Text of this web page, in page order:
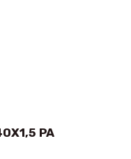
PA